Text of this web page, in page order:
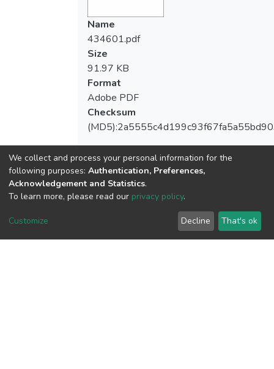
Name
434601.pdf
Size
91.97 KB
Format
Adobe PDF
Checksum
View metrics
We collect and process your personal information for the
following purposes: Authentication, Preferences,
Acknowledgement and Statistics.
To learn more, please read our privacy policy.
Customize Decline That's ok